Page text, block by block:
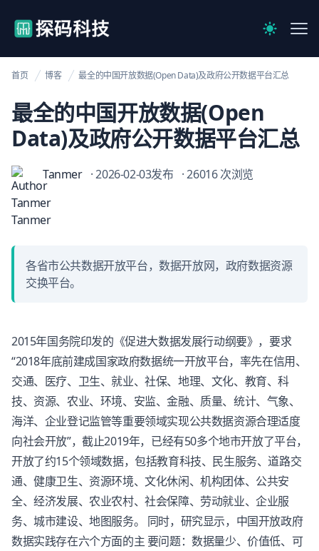
【官网】探码科技
Switch
首页 博客 最全的中国开放数据(Open Data)及政府公开数据平台汇总
最全的中国开放数据(Open
Data)及政府公开数据平台汇总
Tanmer · 2026-02-03发布 · 26016 次浏览
各省市公共数据开放平台，数据开放网，政府数据资源
交换平台。
2015年国务院印发的《促进大数据发展行动纲要》，要求
“2018年底前建成国家政府数据统一开放平台，率先在信用、
交通、医疗、卫生、就业、社保、地理、文化、教育、科
技、资源、农业、环境、安监、金融、质量、统计、气象、
海洋、企业登记监管等重要领域实现公共数据资源合理适度
向社会开放”，截止2019年，已经有50多个地市开放了平台，
开放了约15个领域数据，包括教育科技、民生服务、道路交
通、健康卫生、资源环境、文化休闲、机构团体、公共安
全、经济发展、农业农村、社会保障、劳动就业、企业服
务、城市建设、地图服务。 同时，研究显示，中国开放政府
数据实践存在六个方面的主 要问题：数据量少、价值低、可